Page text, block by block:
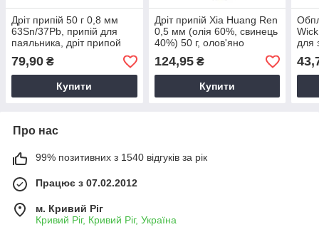
Дріт припій 50 г 0,8 мм
63Sn/37Pb, припій для
паяльника, дріт припой
0,8 мм
79,90 ₴
Купити
Дріт припій Xia Huang Ren
0,5 мм (олія 60%, свинець
40%) 50 г, олов'яно
свинцевий припій
124,95₴
Купити
для
Про нас
99% позитивних з 1540 відгуків за рік
Працює з 07.02.2012
м. Кривий Ріг
Кривий Ріг, Кривий Ріг, Україна